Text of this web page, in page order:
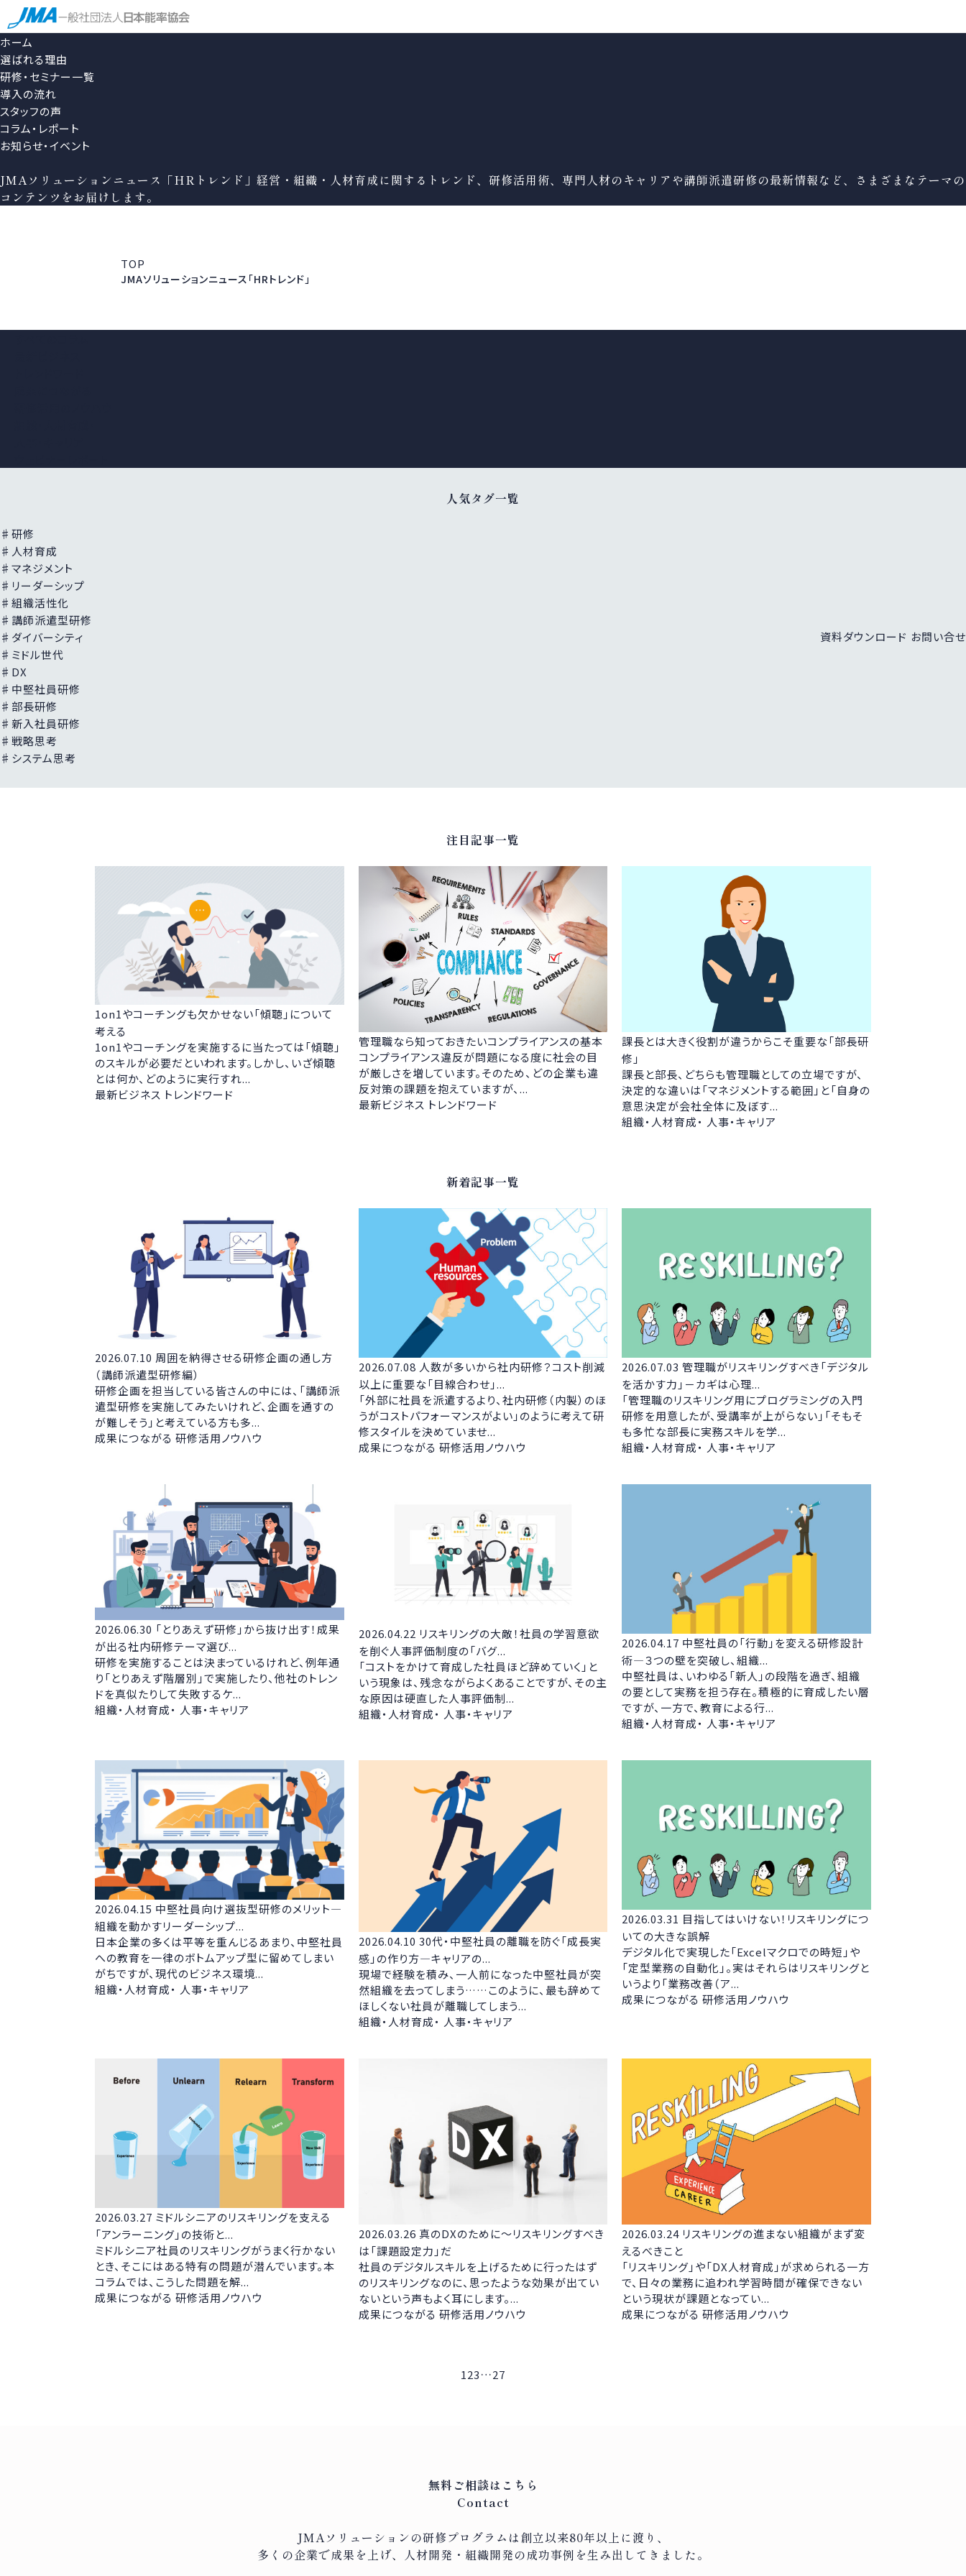
ホーム
選ばれる理由
研修・セミナー一覧
導入の流れ
スタッフの声
コラム・レポート
お知らせ・イベント
資料ダウンロード お問い合せ
JMAソリューションニュース「HRトレンド」 経営・組織・人材育成に関するトレンド、研修活用術、専門人材のキャリアや講師派遣研修の最新情報など、さまざまなテーマの
コンテンツをお届けします。
TOP
JMAソリューションニュース「HRトレンド」
人気タグ一覧
♯研修
♯人材育成
♯マネジメント
♯リーダーシップ
♯組織活性化
♯講師派遣型研修
♯ダイバーシティ
♯ミドル世代
♯DX
♯中堅社員研修
♯部長研修
♯新入社員研修
♯戦略思考
♯システム思考
注目記事一覧
1on1やコーチングも欠かせない「傾聴」について
考える
1on1やコーチングを実施するに当たっては「傾聴」
のスキルが必要だといわれます。しかし、いざ傾聴
とは何か、どのように実行すれ...
最新ビジネス トレンドワード
管理職なら知っておきたいコンプライアンスの基本
コンプライアンス違反が問題になる度に社会の目
が厳しさを増しています。そのため、どの企業も違
反対策の課題を抱えていますが、...
最新ビジネス トレンドワード
課長とは大きく役割が違うからこそ重要な「部長研
修」
課長と部長、どちらも管理職としての立場ですが、
決定的な違いは「マネジメントする範囲」と「自身の
意思決定が会社全体に及ぼす...
組織・人材育成・ 人事・キャリア
新着記事一覧
2026.07.10 周囲を納得させる研修企画の通し方
（講師派遣型研修編）
研修企画を担当している皆さんの中には、「講師派
遣型研修を実施してみたいけれど、企画を通すの
が難しそう」と考えている方も多...
成果につながる 研修活用ノウハウ
2026.07.08 人数が多いから社内研修？コスト削減
以上に重要な「目線合わせ」...
「外部に社員を派遣するより、社内研修（内製）のほ
うがコストパフォーマンスがよい」のように考えて研
修スタイルを決めていませ...
成果につながる 研修活用ノウハウ
2026.07.03 管理職がリスキリングすべき「デジタル
を活かす力」－カギは心理...
「管理職のリスキリング用にプログラミングの入門
研修を用意したが、受講率が上がらない」「そもそ
も多忙な部長に実務スキルを学...
組織・人材育成・ 人事・キャリア
2026.06.30 「とりあえず研修」から抜け出す！成果
が出る社内研修テーマ選び...
研修を実施することは決まっているけれど、例年通
り「とりあえず階層別」で実施したり、他社のトレン
ドを真似たりして失敗するケ...
組織・人材育成・ 人事・キャリア
2026.04.22 リスキリングの大敵！社員の学習意欲
を削ぐ人事評価制度の「バグ...
「コストをかけて育成した社員ほど辞めていく」と
いう現象は、残念ながらよくあることですが、その主
な原因は硬直した人事評価制...
組織・人材育成・ 人事・キャリア
2026.04.17 中堅社員の「行動」を変える研修設計
術—３つの壁を突破し、組織...
中堅社員は、いわゆる「新人」の段階を過ぎ、組織
の要として実務を担う存在。積極的に育成したい層
ですが、一方で、教育による行...
組織・人材育成・ 人事・キャリア
2026.04.15 中堅社員向け選抜型研修のメリット—
組織を動かすリーダーシップ...
日本企業の多くは平等を重んじるあまり、中堅社員
への教育を一律のボトムアップ型に留めてしまい
がちですが、現代のビジネス環境...
組織・人材育成・ 人事・キャリア
2026.04.10 30代・中堅社員の離職を防ぐ「成長実
感」の作り方—キャリアの...
現場で経験を積み、一人前になった中堅社員が突
然組織を去ってしまう……このように、最も辞めて
ほしくない社員が離職してしまう...
組織・人材育成・ 人事・キャリア
2026.03.31 目指してはいけない！リスキリングにつ
いての大きな誤解
デジタル化で実現した「Excelマクロでの時短」や
「定型業務の自動化」。実はそれらはリスキリングと
いうより「業務改善（ア...
成果につながる 研修活用ノウハウ
2026.03.27 ミドルシニアのリスキリングを支える
「アンラーニング」の技術と...
ミドルシニア社員のリスキリングがうまく行かない
とき、そこにはある特有の問題が潜んでいます。本
コラムでは、こうした問題を解...
成果につながる 研修活用ノウハウ
2026.03.26 真のDXのために～リスキリングすべき
は「課題設定力」だ
社員のデジタルスキルを上げるために行ったはず
のリスキリングなのに、思ったような効果が出てい
ないという声もよく耳にします。...
成果につながる 研修活用ノウハウ
2026.03.24 リスキリングの進まない組織がまず変
えるべきこと
「リスキリング」や「DX人材育成」が求められる一方
で、日々の業務に追われ学習時間が確保できない
という現状が課題となってい...
成果につながる 研修活用ノウハウ
123…27
無料ご相談はこちら
Contact
JMAソリューションの研修プログラムは創立以来80年以上に渡り、
多くの企業で成果を上げ、人材開発・組織開発の成功事例を生み出してきました。